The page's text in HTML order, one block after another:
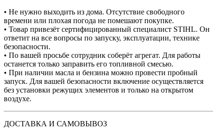
• Не нужно выходить из дома. Отсутствие свободного
времени или плохая погода не помешают покупке.
• Товар привезёт сертифицированный специалист STIHL. Он
ответит на все вопросы по запуску, эксплуатации, технике
безопасности.
• По вашей просьбе сотрудник соберёт агрегат. Для работы
останется только заправить его топливной смесью.
• При наличии масла и бензина можно провести пробный
запуск. Для вашей безопасности включение осуществляется
без установки режущих элементов и только на открытом
воздухе.
ДОСТАВКА И САМОВЫВОЗ